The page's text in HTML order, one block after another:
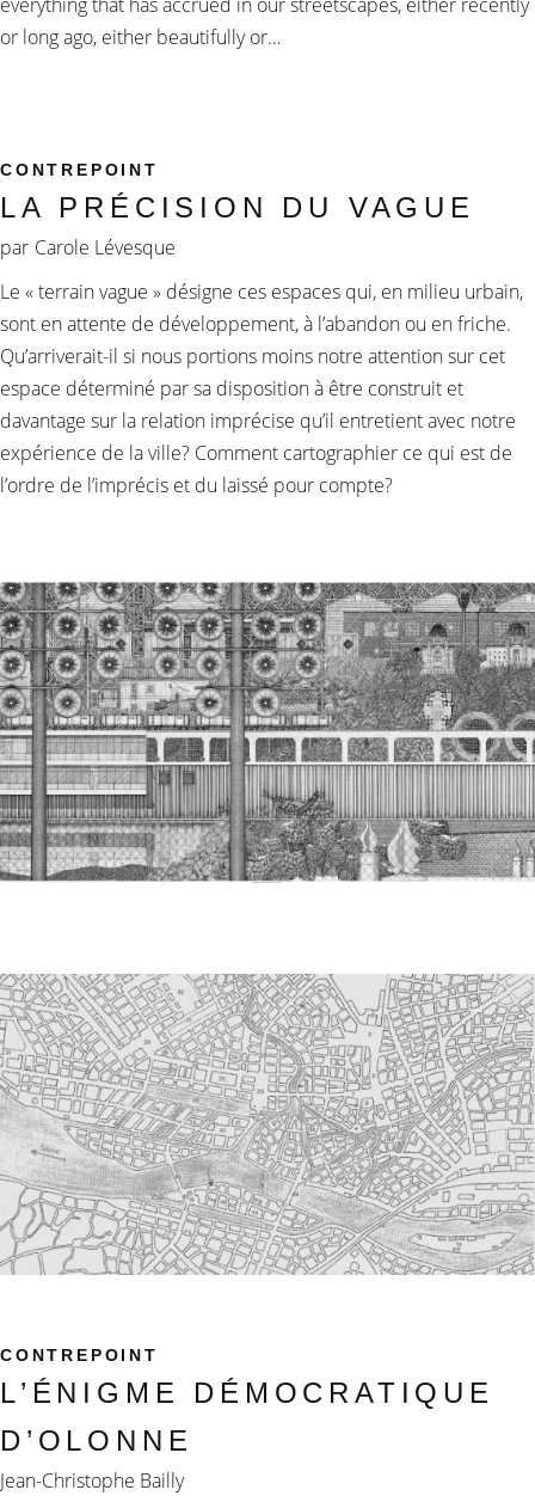
or long ago, either beautifully or…
CONTREPOINT
LA PRÉCISION DU VAGUE
par Carole Lévesque
Le « terrain vague » désigne ces espaces qui, en milieu urbain,
sont en attente de développement, à l’abandon ou en friche.
Qu’arriverait-il si nous portions moins notre attention sur cet
espace déterminé par sa disposition à être construit et
davantage sur la relation imprécise qu’il entretient avec notre
expérience de la ville? Comment cartographier ce qui est de
l’ordre de l’imprécis et du laissé pour compte?
CONTREPOINT
L’ÉNIGME DÉMOCRATIQUE
D’OLONNE
Jean-Christophe Bailly